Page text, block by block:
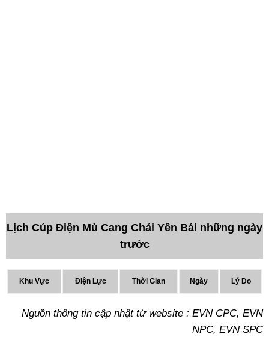
Lịch Cúp Điện Mù Cang Chải Yên Bái những ngày
trước
Khu Vực Điện Lực Thời Gian Ngày Lý Do
Nguồn thông tin cập nhật từ website : EVN CPC, EVN
NPC, EVN SPC